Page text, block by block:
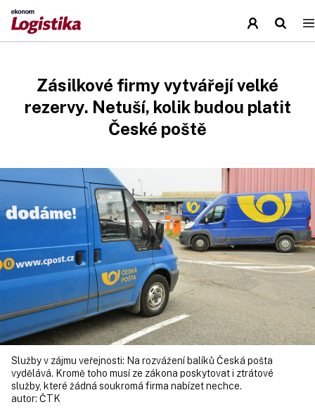
Zásilkové firmy vytvářejí velké
rezervy. Netuší, kolik budou platit
České poště
Služby v zájmu veřejnosti: Na rozvážení balíků Česká pošta
vydělává. Kromě toho musí ze zákona poskytovat i ztrátové
služby, které žádná soukromá firma nabízet nechce.
autor: ČTK